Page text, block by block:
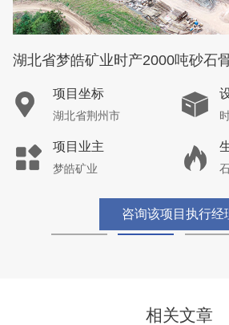
湖北省梦皓矿业时产2000吨砂石
项目坐标
湖北省荆州市
项目业主
梦皓矿业
咨询该项目执行经
相关文章